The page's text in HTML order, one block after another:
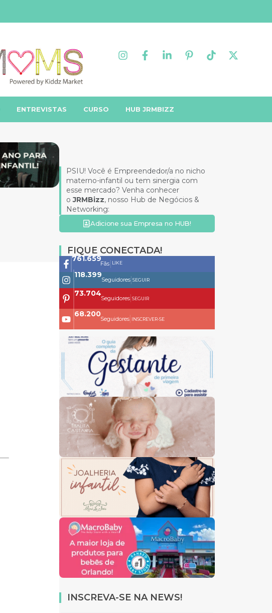
ENTREVISTAS CURSO HUB JRMBIZZ
PSIU! Você é Empreendedor/a no nicho
materno-infantil ou tem sinergia com
esse mercado? Venha conhecer
oJRMBizz, nosso Hub de Negócios &
Networking:
Adicione sua Empresa no HUB!
FIQUE CONECTADA!
761.659
Fãs LIKE
118.399
Seguidores| SEGUIR
73.704
Seguidores| SEGUIR
68.200
Seguidores| INSCREVER-SE
INSCREVA-SE NA NEWS!